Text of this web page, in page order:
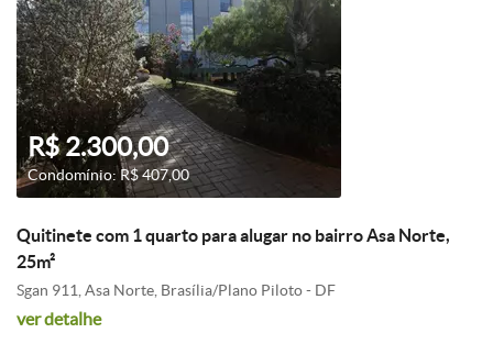
R$ 2.300,00
Condomínio: R$ 407,00
Quitinete com 1 quarto para alugar no bairro Asa Norte,
25m²
Sgan 911, Asa Norte, Brasília/Plano Piloto - DF
ver detalhe